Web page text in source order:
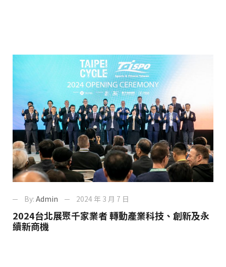
By: Admin 2024 年 3 月 7 日
2024台北展聚千家業者 轉動產業科技、創新及永
續新商機